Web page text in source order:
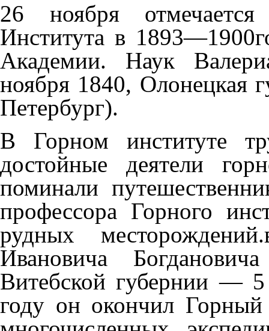
26 ноября
Института в
Академии. Наук
ноября 1840, Олонецкая
Петербург).
В Горном институте
достойные деятели
поминали
профессора Горного
рудных
Ивановича
Витебской губернии —
году он окончил Горный